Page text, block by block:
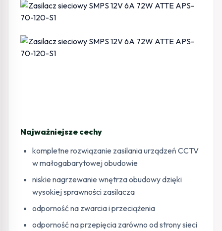
Najważniejsze cechy
kompletne rozwiązanie zasilania urządzeń CCTV
w małogabarytowej obudowie
niskie nagrzewanie wnętrza obudowy dzięki
wysokiej sprawności zasilacza
odporność na zwarcia i przeciążenia
odporność na przepięcia zarówno od strony sieci